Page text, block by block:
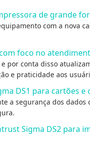
de grande
com a nova
foco no
por conta disso
e praticidade aos
DS1 para cartões e
a segurança dos dados
Sigma DS2 para